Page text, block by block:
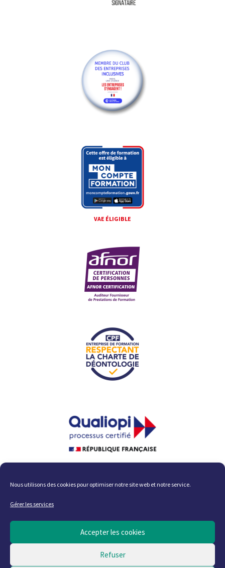
Nous utilisons des cookies pour optimiser notre site web et notre service.
Gérer les services
Accepter les cookies
Refuser
VAE ÉLIGIBLE
d'action suivante :
Tous droits réservés – Site actualisé en août 2026